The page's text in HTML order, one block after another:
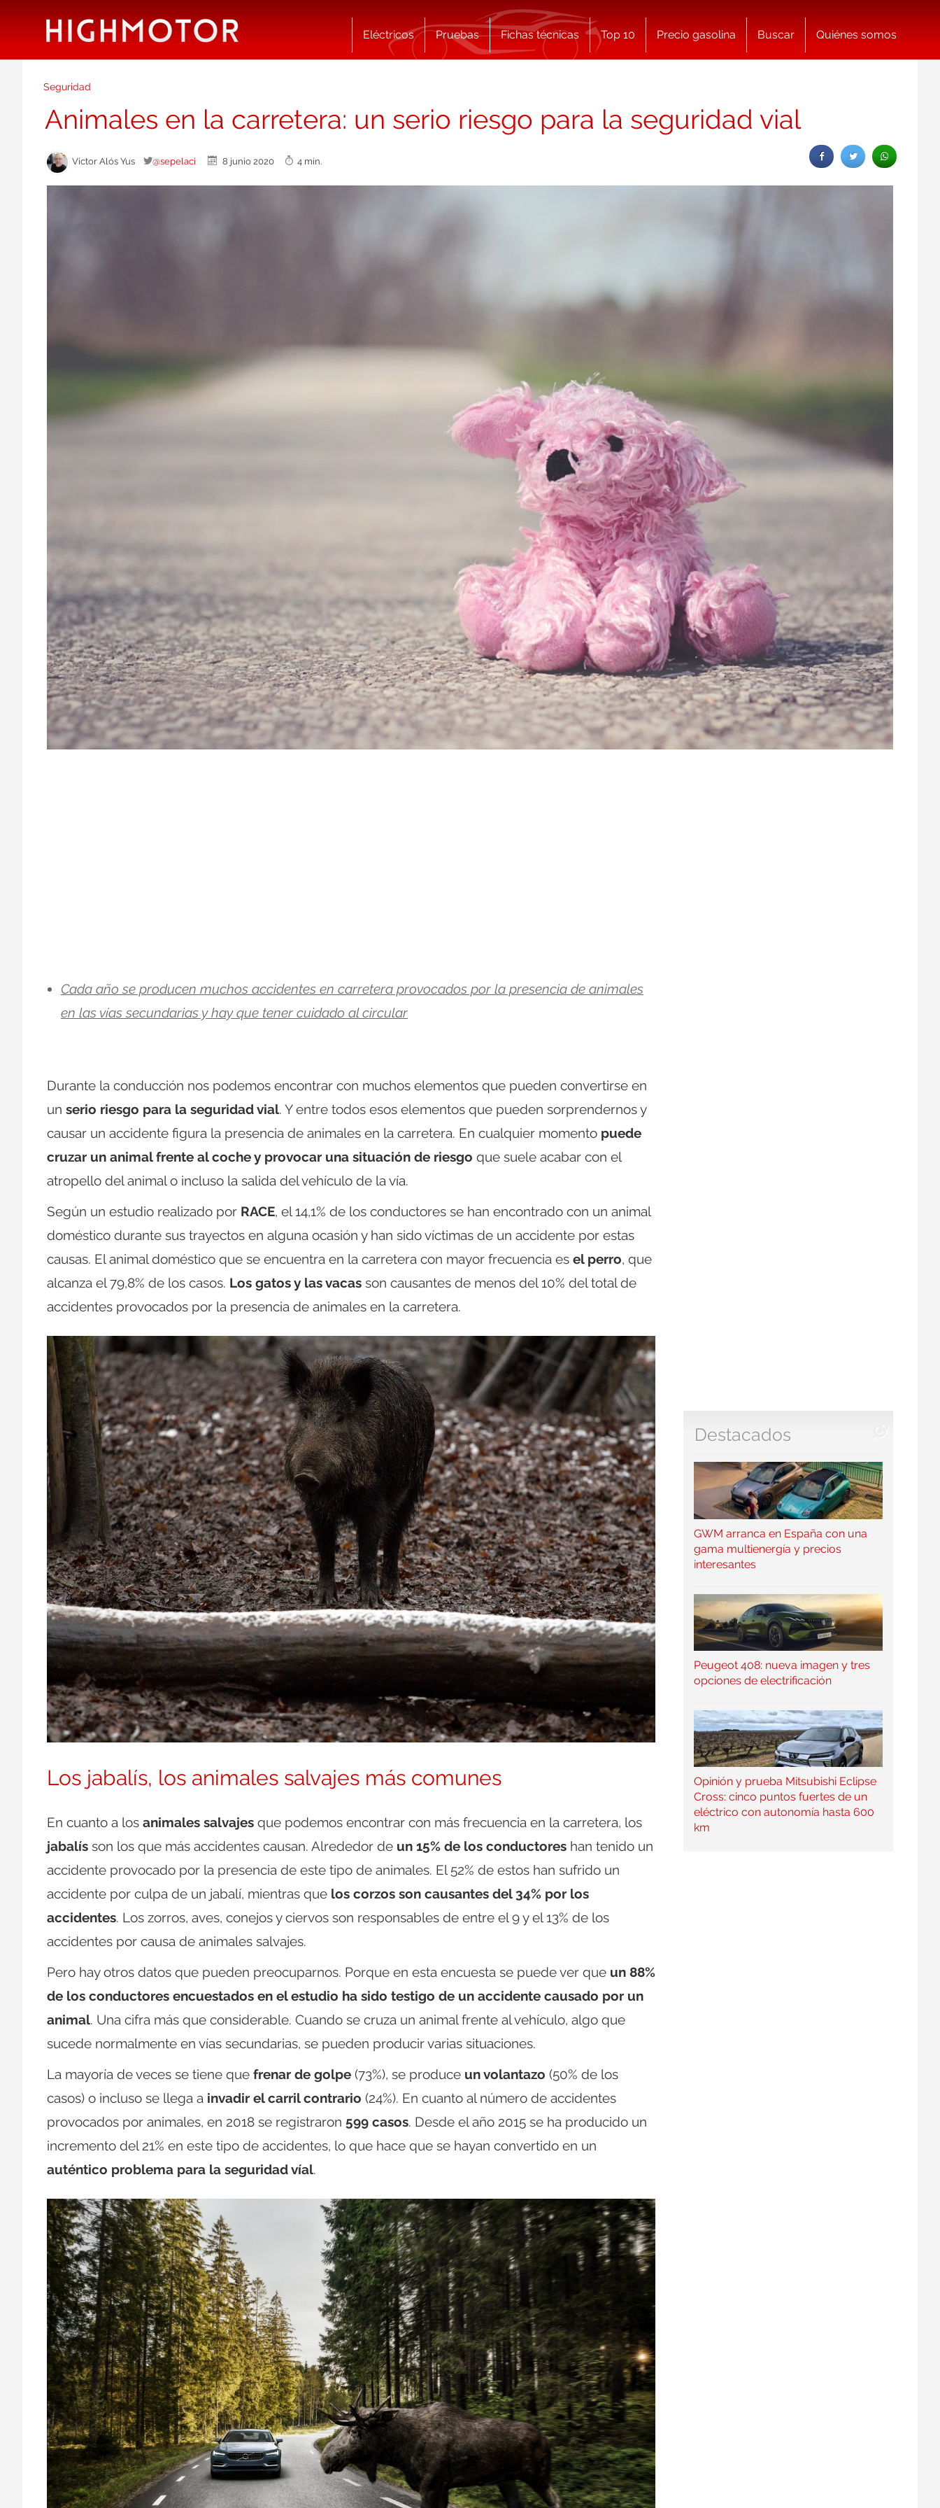
Eléctricos Pruebas Fichas técnicas Top 10 Precio gasolina Buscar Quiénes somos
Seguridad
Animales en la carretera: un serio riesgo para la seguridad vial
Victor Alós Yus @sepelaci 8 junio 2020 4 min.
Cada año se producen muchos accidentes en carretera provocados por la presencia de animales
en las vías secundarias y hay que tener cuidado al circular
Durante la conducción nos podemos encontrar con muchos elementos que pueden convertirse en
un serio riesgo para la seguridad vial. Y entre todos esos elementos que pueden sorprendernos y
causar un accidente figura la presencia de animales en la carretera. En cualquier momento puede
cruzar un animal frente al coche y provocar una situación de riesgo que suele acabar con el
atropello del animal o incluso la salida del vehículo de la vía.
Según un estudio realizado por RACE, el 14,1% de los conductores se han encontrado con un animal
doméstico durante sus trayectos en alguna ocasión y han sido víctimas de un accidente por estas
causas. El animal doméstico que se encuentra en la carretera con mayor frecuencia es el perro, que
alcanza el 79,8% de los casos. Los gatos y las vacas son causantes de menos del 10% del total de
accidentes provocados por la presencia de animales en la carretera.
Los jabalís, los animales salvajes más comunes
En cuanto a los animales salvajes que podemos encontrar con más frecuencia en la carretera, los
jabalís son los que más accidentes causan. Alrededor de un 15% de los conductores han tenido un
accidente provocado por la presencia de este tipo de animales. El 52% de estos han sufrido un
accidente por culpa de un jabalí, mientras que los corzos son causantes del 34% por los
accidentes. Los zorros, aves, conejos y ciervos son responsables de entre el 9 y el 13% de los
accidentes por causa de animales salvajes.
Pero hay otros datos que pueden preocuparnos. Porque en esta encuesta se puede ver que un 88%
de los conductores encuestados en el estudio ha sido testigo de un accidente causado por un
animal. Una cifra más que considerable. Cuando se cruza un animal frente al vehículo, algo que
sucede normalmente en vías secundarias, se pueden producir varias situaciones.
La mayoría de veces se tiene que frenar de golpe (73%), se produce un volantazo (50% de los
casos) o incluso se llega a invadir el carril contrario (24%). En cuanto al número de accidentes
provocados por animales, en 2018 se registraron 599 casos. Desde el año 2015 se ha producido un
incremento del 21% en este tipo de accidentes, lo que hace que se hayan convertido en un
auténtico problema para la seguridad víal.
Destacados
GWM arranca en España con una
gama multienergía y precios
interesantes
Peugeot 408: nueva imagen y tres
opciones de electrificación
Opinión y prueba Mitsubishi Eclipse
Cross: cinco puntos fuertes de un
eléctrico con autonomía hasta 600
km